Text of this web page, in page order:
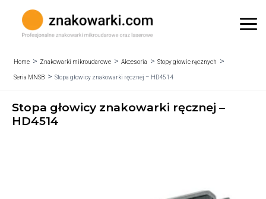
content
Home Znakowarki mikroudarowe Akcesoria Stopy głowic ręcznych
Seria MNSB Stopa głowicy znakowarki ręcznej – HD4514
Stopa głowicy znakowarki ręcznej –
HD4514